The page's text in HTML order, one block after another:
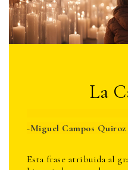
La
-Miguel Campos Quiroz
Esta frase atribuida al